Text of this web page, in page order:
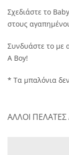
Σχεδιάστε το
στους
Συνδυάστε το με
A Boy!
* Τα μπαλόνια
ΑΛΛΟΙ